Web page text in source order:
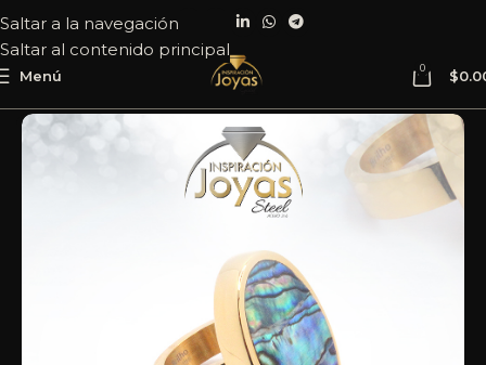
Saltar a la navegación
Saltar al contenido principal
Menú 0 $